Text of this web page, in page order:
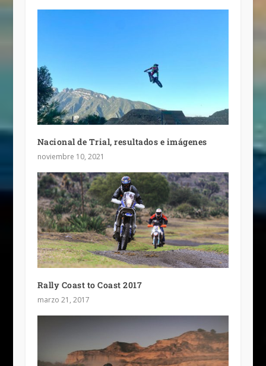
Nacional de Trial, resultados e imágenes
noviembre 10, 2021
Rally Coast to Coast 2017
marzo 21, 2017